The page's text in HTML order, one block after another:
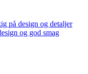
på design og detaljer
og god smag